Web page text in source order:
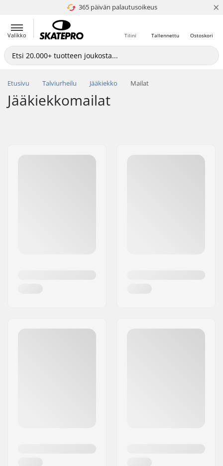
365 päivän palautusoikeus
4.8 / 5 ×
Valikko Ostoskori
Tallennettu
Tilini
Etusivu Talviurheilu Jääkiekko Mailat
Jääkiekkomailat